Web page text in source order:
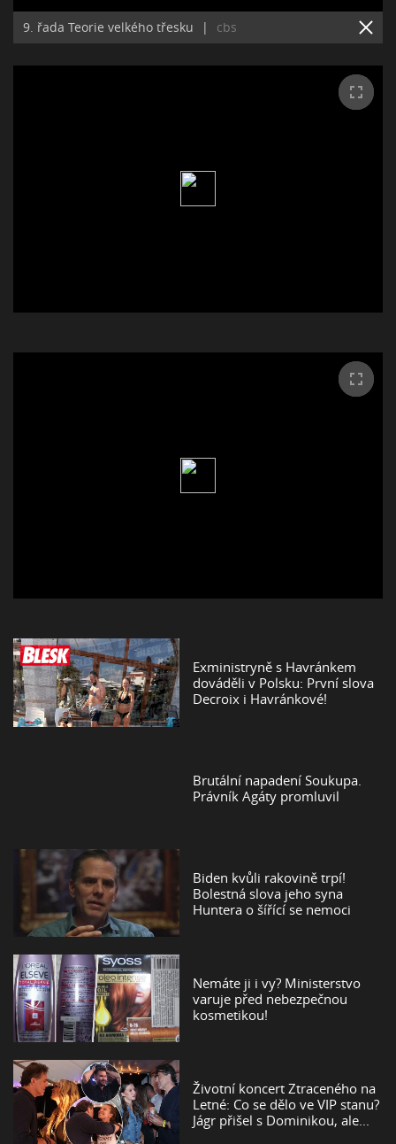
9. řada Teorie velkého třesku | cbs
Exministryně s Havránkem
dováděli v Polsku: První slova
Decroix i Havránkové!
Brutální napadení Soukupa.
Právník Agáty promluvil
Biden kvůli rakovině trpí!
Bolestná slova jeho syna
Huntera o šířící se nemoci
Nemáte ji i vy? Ministerstvo
varuje před nebezpečnou
kosmetikou!
Životní koncert Ztraceného na
Letné: Co se dělo ve VIP stanu?
Jágr přišel s Dominikou, ale...